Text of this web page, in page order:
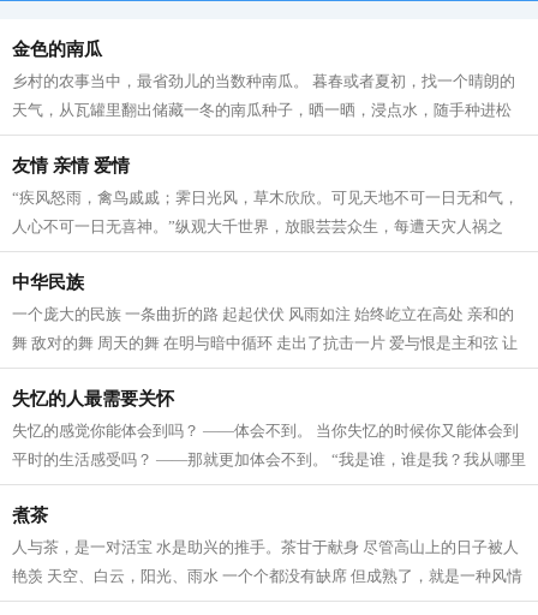
金色的南瓜
乡村的农事当中，最省劲儿的当数种南瓜。 暮春或者夏初，找一个晴朗的
天气，从瓦罐里翻出储藏一冬的南瓜种子，晒一晒，浸点水，随手种进松
软的泥土里。南瓜野性、皮实，对土壤...
友情 亲情 爱情
“疾风怒雨，禽鸟戚戚；霁日光风，草木欣欣。可见天地不可一日无和气，
人心不可一日无喜神。”纵观大千世界，放眼芸芸众生，每遭天灾人祸之
事，每逢生命攸关之际，每遇窘境困...
中华民族
一个庞大的民族 一条曲折的路 起起伏伏 风雨如注 始终屹立在高处 亲和的
舞 敌对的舞 周天的舞 在明与暗中循环 走出了抗击一片 爱与恨是主和弦 让
铁与血成为波澜 破与立交织 信手拈...
失忆的人最需要关怀
失忆的感觉你能体会到吗？ ——体会不到。 当你失忆的时候你又能体会到
平时的生活感受吗？ ——那就更加体会不到。 “我是谁，谁是我？我从哪里
来……” 生活的许多问题总是让...
煮茶
人与茶，是一对活宝 水是助兴的推手。茶甘于献身 尽管高山上的日子被人
艳羡 天空、白云，阳光、雨水 一个个都没有缺席 但成熟了，就是一种风情
被人揉搓杀青 被高温淬炼 一点一...